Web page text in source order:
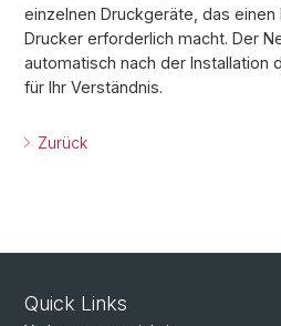
einzelnen Druckgeräte, das
Drucker erforderlich macht. Der
automatisch nach der Installation
für Ihr Verständnis.
Zurück
Quick Links